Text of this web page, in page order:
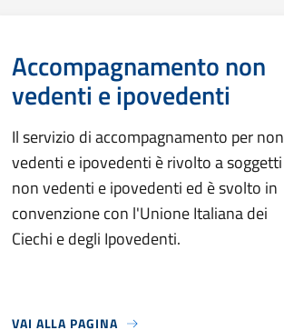
Accompagnamento non
vedenti e ipovedenti
Il servizio di accompagnamento per non
vedenti e ipovedenti è rivolto a soggetti
non vedenti e ipovedenti ed è svolto in
convenzione con l'Unione Italiana dei
Ciechi e degli Ipovedenti.
VAI ALLA PAGINA